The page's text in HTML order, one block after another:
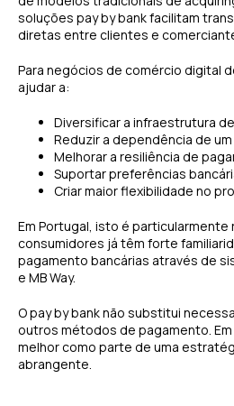
soluções pay by bank facilitam
diretas entre clientes e
Para negócios de comércio digital
ajudar a:
Diversificar a infraestrutura
Reduzir a dependência de um
Melhorar a resiliência de
Suportar preferências
Criar maior flexibilidade no
Em Portugal, isto é
consumidores já têm forte
pagamento bancárias através de
e MB Way.
O pay by bank não substitui
outros métodos de pagamento.
melhor como parte de uma
abrangente.